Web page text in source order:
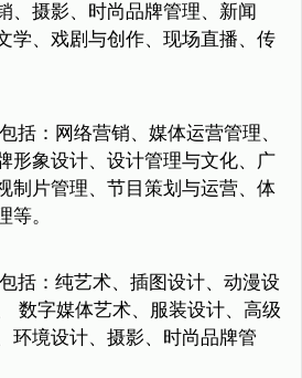
、摄影、时尚品牌管理、新闻
学、戏剧与创作、现场直播、传
括：网络营销、媒体运营管理、
形象设计、设计管理与文化、广
制片管理、节目策划与运营、体
等。
括：纯艺术、插图设计、动漫设
数字媒体艺术、服装设计、高级
环境设计、摄影、时尚品牌管